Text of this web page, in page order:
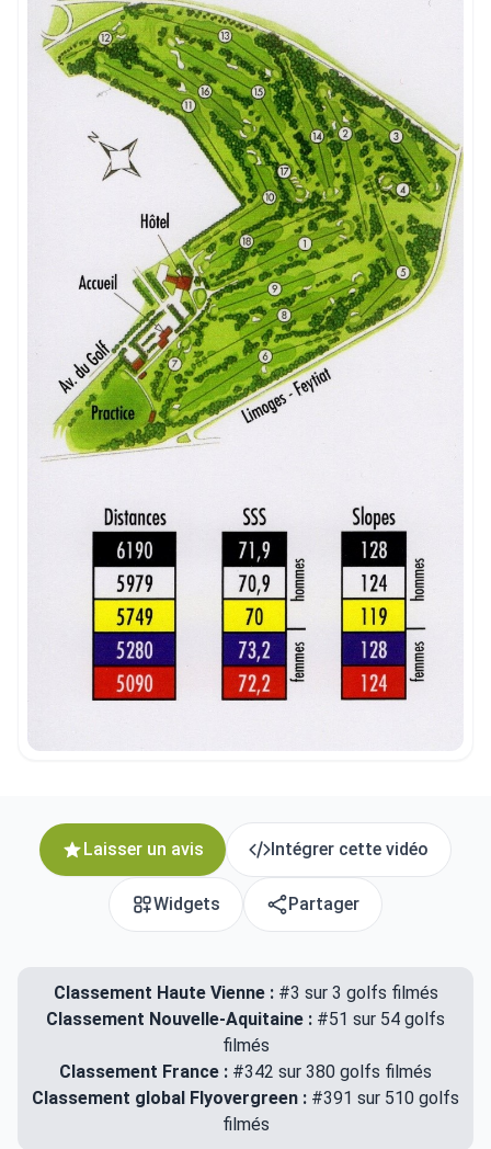
Laisser un avis Intégrer cette vidéo
Widgets Partager
Classement Haute Vienne :#3 sur 3 golfs filmés
Classement Nouvelle-Aquitaine : #51 sur 54 golfs
filmés
Classement France : #342 sur 380 golfs filmés
Classement global Flyovergreen : #391 sur 510 golfs
filmés